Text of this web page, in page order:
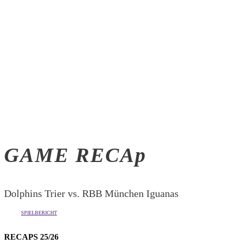
GAME RECAp
Dolphins Trier vs. RBB München Iguanas
SPIELBERICHT
RECAPS 25/26